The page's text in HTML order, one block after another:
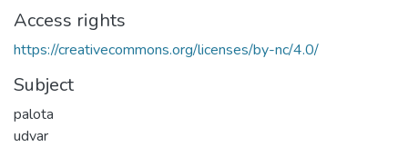
Access rights
https://creativecommons.org/licenses/by-nc/4.0/
Subject
palota
udvar